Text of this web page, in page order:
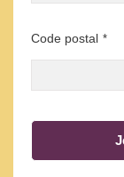
Code postal *